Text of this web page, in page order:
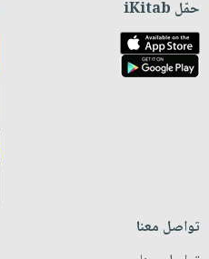
حمّل iKitab
تواصل معنا